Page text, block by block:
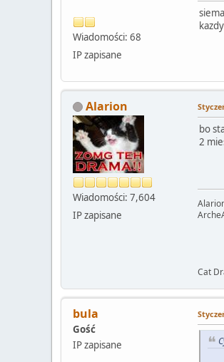
Wiadomości: 68
IP zapisane
Alarion
Wiadomości: 7,604
IP zapisane
bo
2
Cat
bula
Gość
IP zapisane